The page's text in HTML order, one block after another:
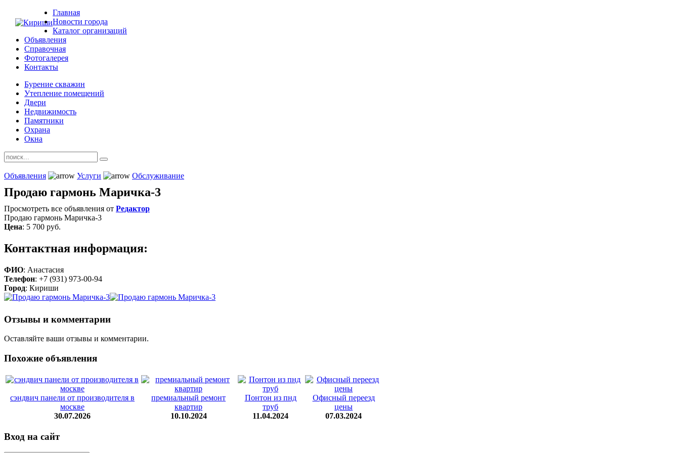
Главная
Новости города
Каталог организаций
Объявления
Справочная
Фотогалерея
Контакты
Бурение скважин
Утепление помещений
Двери
Недвижимость
Памятники
Охрана
Окна
Объявления Услуги Обслуживание
Продаю гармонь Маричка-3
Просмотреть все объявления от Редактор
Продаю гармонь Маричка-3
Цена: 5 700 руб.
Контактная информация:
ФИО: Анастасия
Телефон: +7 (931) 973-00-94
Город: Кириши
Отзывы и комментарии
Оставляйте ваши отзывы и комментарии.
Похожие объявления
сэндвич панели от производителя в
москве
30.07.2026
премиальный ремонт
квартир
10.10.2024
Понтон из пнд
труб
11.04.2024
Офисный переезд
цены
07.03.2024
Вход на сайт